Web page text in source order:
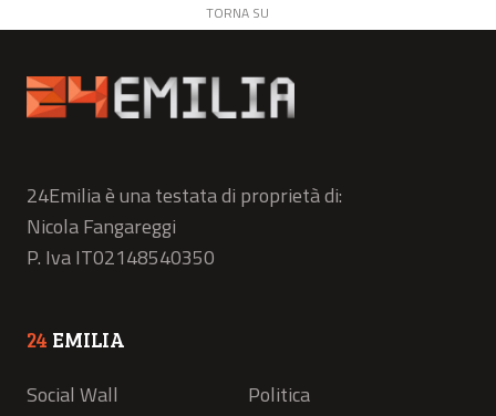
TORNA SU
24Emilia è una testata di proprietà di:
Nicola Fangareggi
P. Iva IT02148540350
24 EMILIA
Social Wall
Politica